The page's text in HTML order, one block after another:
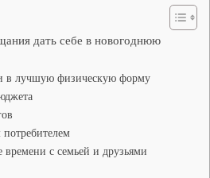
дать себе в новогоднюю
в лучшую физическую форму
с семьей и друзьями